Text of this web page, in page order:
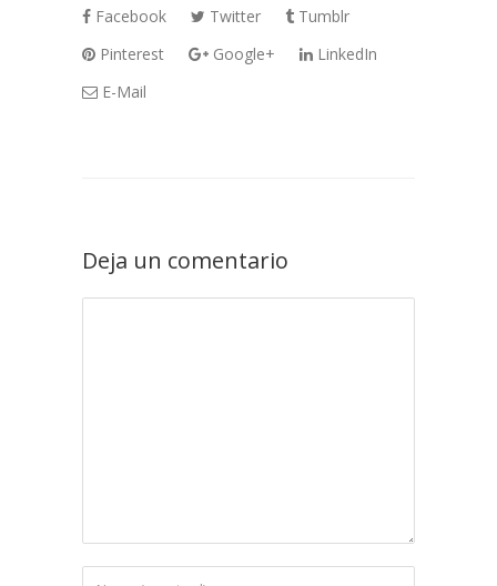
Facebook Twitter
Tumblr
Pinterest
Google+
LinkedIn
E-Mail
Deja un comentario